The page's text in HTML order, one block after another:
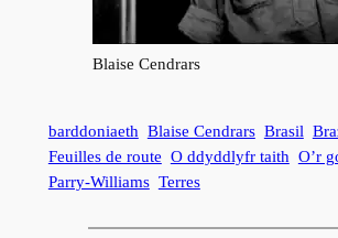
Blaise Cendrars
barddoniaeth Blaise Cendrars Brasil
Feuilles de route O ddyddlyfr taith O’r
Parry-Williams Terres